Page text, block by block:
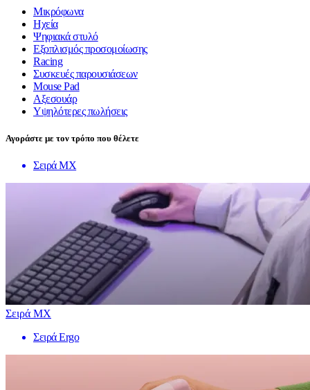
Μικρόφωνα
Ηχεία
Ψηφιακά στυλό
Εξοπλισμός προσομοίωσης
Racing
Συσκευές παρουσιάσεων
Mouse Pad
Αξεσουάρ
Υψηλότερες πωλήσεις
Αγοράστε με τον τρόπο που θέλετε
Σειρά MX
Σειρά MX
Σειρά Ergo